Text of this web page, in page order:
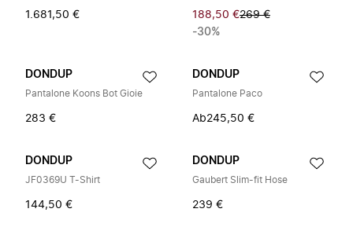
1.681,50 € 188,50 €269 €
-30%
DONDUP
Pantalone Koons Bot Gioie
283 €
DONDUP
Pantalone Paco
Ab245,50 €
DONDUP
JF0369U T-Shirt
144,50 €
DONDUP
Gaubert Slim-fit Hose
239 €